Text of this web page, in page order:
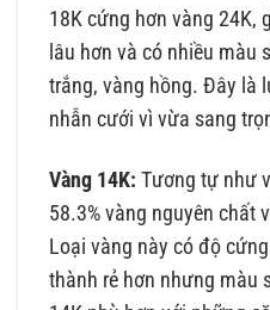
18K cứng hơn vàng 24K,
lâu hơn và có nhiều màu
trắng, vàng hồng. Đây là
nhẫn cưới vì vừa sang
Vàng 14K: Tương tự như
58.3% vàng nguyên chất
Loại vàng này có độ
thành rẻ hơn nhưng màu